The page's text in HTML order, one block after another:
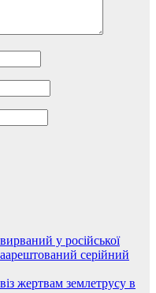
у російської
серійний
жертвам землетрусу в